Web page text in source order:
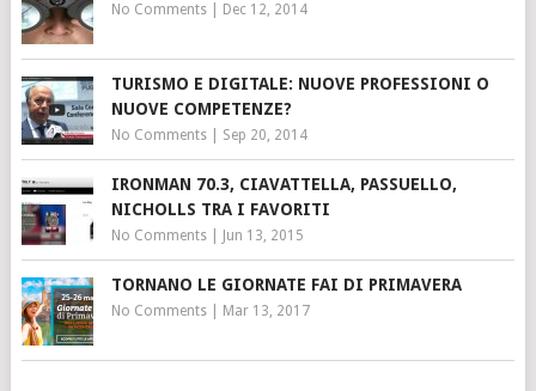
No Comments| Dec 12, 2014
TURISMO E DIGITALE: NUOVE PROFESSIONI O
NUOVE COMPETENZE?
No Comments| Sep 20, 2014
IRONMAN 70.3, CIAVATTELLA, PASSUELLO,
NICHOLLS TRA I FAVORITI
No Comments| Jun 13, 2015
TORNANO LE GIORNATE FAI DI PRIMAVERA
No Comments| Mar 13, 2017